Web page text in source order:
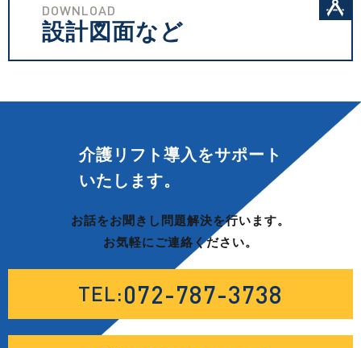
DOWNLOAD
設計図面など
介護リフト導入をサポート
いたします。
お話をお聞きし問題解決を行います。
お気軽にご連絡ください。
TEL:072-787-3738